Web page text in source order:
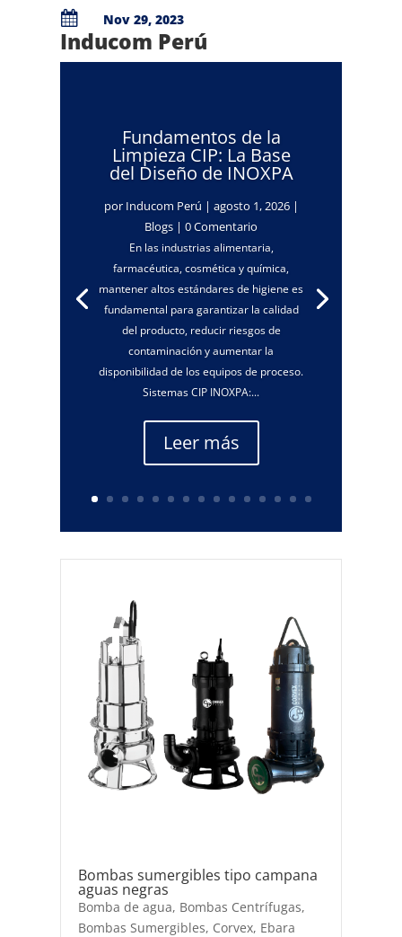
 Nov 29, 2023
Inducom Perú
Fundamentos de la
Limpieza CIP: La Base
del Diseño de INOXPA
por Inducom Perú | agosto 1, 2026|
Blogs | 0 Comentario
En las industrias alimentaria,
farmacéutica, cosmética y química,
mantener altos estándares de higiene es
fundamental para garantizar la calidad
del producto, reducir riesgos de
contaminación y aumentar la
disponibilidad de los equipos de proceso.
Sistemas CIP INOXPA:...
Leer más
Bombas sumergibles tipo campana
aguas negras
Bomba de agua, Bombas Centrífugas,
Bombas Sumergibles, Corvex, Ebara